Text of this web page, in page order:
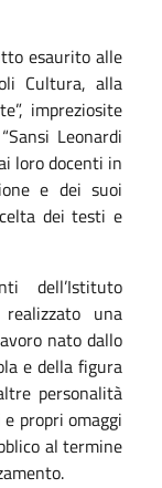
esaurito alle
Cultura, alla
impreziosite
Leonardi
loro docenti in
e dei suoi
dei testi e
dell’Istituto
una
nato dallo
e della figura
personalità
propri omaggi
al termine